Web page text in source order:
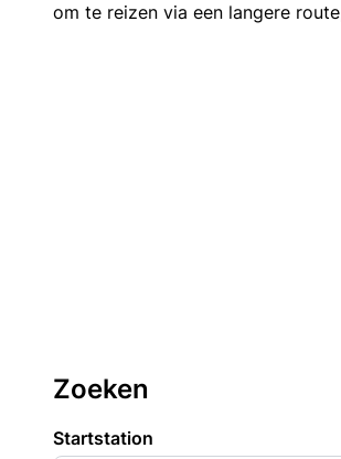
om te reizen via een langere
Zoeken
Startstation